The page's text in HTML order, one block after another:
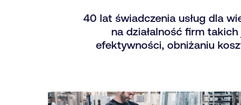
40 lat świadczenia usług dla
na działalność firm
efektywności, obniżaniu